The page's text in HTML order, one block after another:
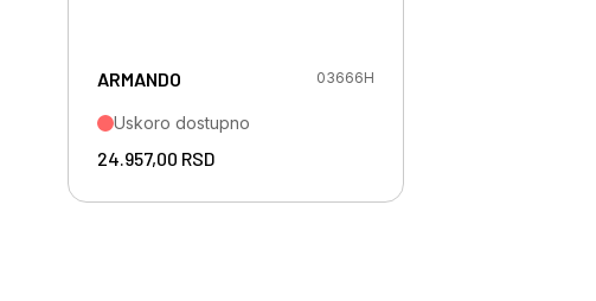
ARMANDO 03666H
Uskoro dostupno
24.957,00 RSD